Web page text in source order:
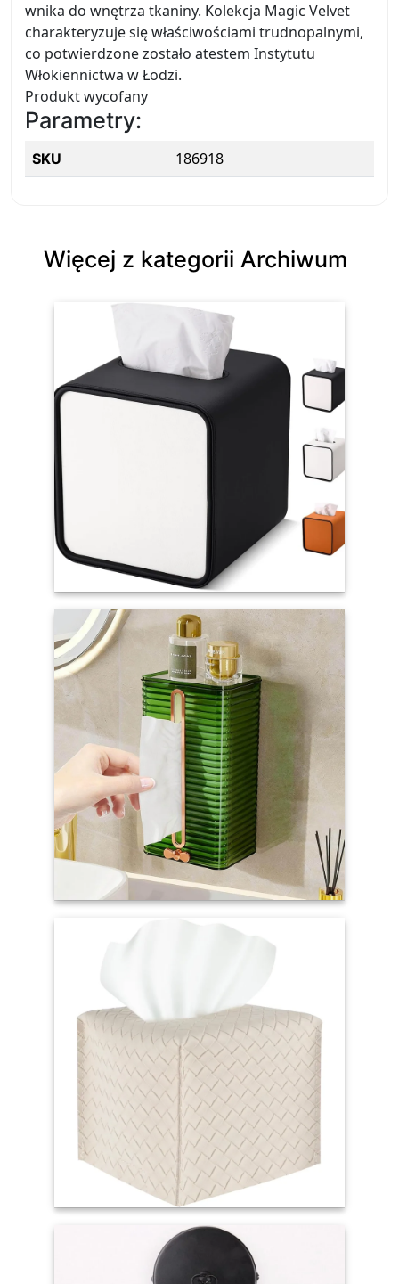
wnika do wnętrza tkaniny. Kolekcja Magic Velvet
charakteryzuje się właściwościami trudnopalnymi,
co potwierdzone zostało atestem Instytutu
Włokiennictwa w Łodzi.
Produkt wycofany
Parametry:
SKU 186918
Więcej z kategorii Archiwum